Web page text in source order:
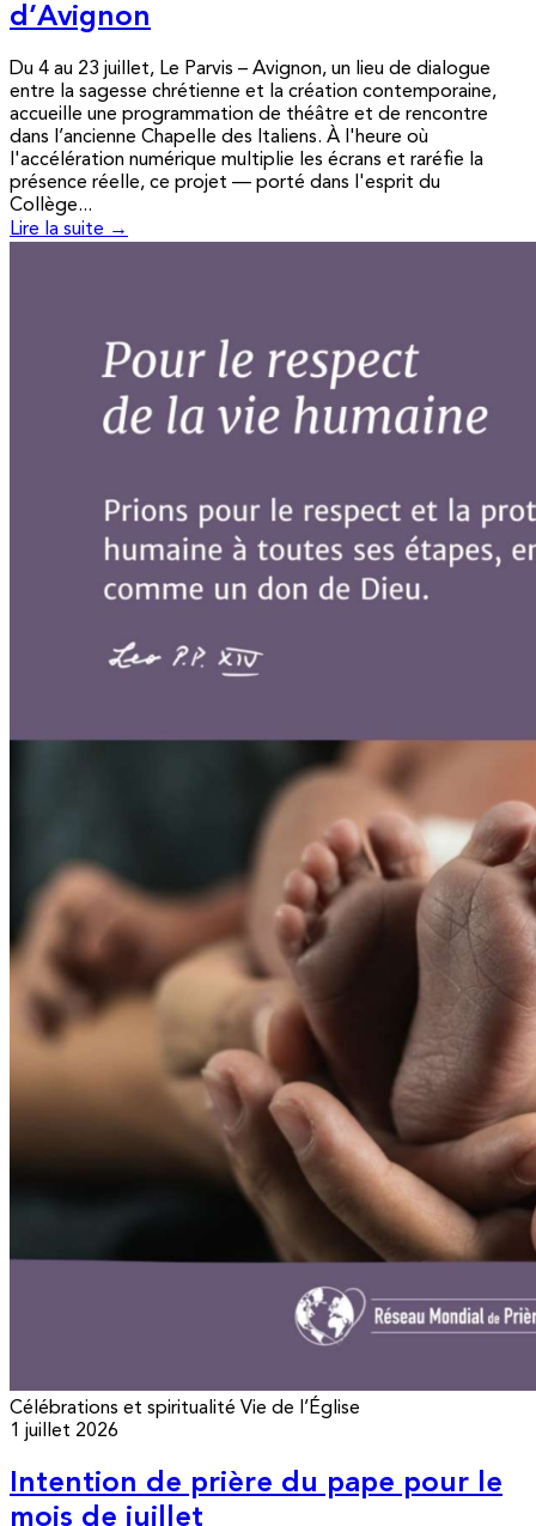
d’Avignon
Du 4 au 23 juillet, Le Parvis – Avignon, un lieu de dialogue
entre la sagesse chrétienne et la création contemporaine,
accueille une programmation de théâtre et de rencontre
dans l’ancienne Chapelle des Italiens. À l'heure où
l'accélération numérique multiplie les écrans et raréfie la
présence réelle, ce projet — porté dans l'esprit du
Collège...
Lire la suite →
Célébrations et spiritualité Vie de l’Église
1 juillet 2026
Intention de prière du pape pour le
mois de juillet